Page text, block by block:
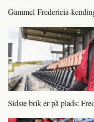
Gammel Fredericia-
Sidste brik er på plads: